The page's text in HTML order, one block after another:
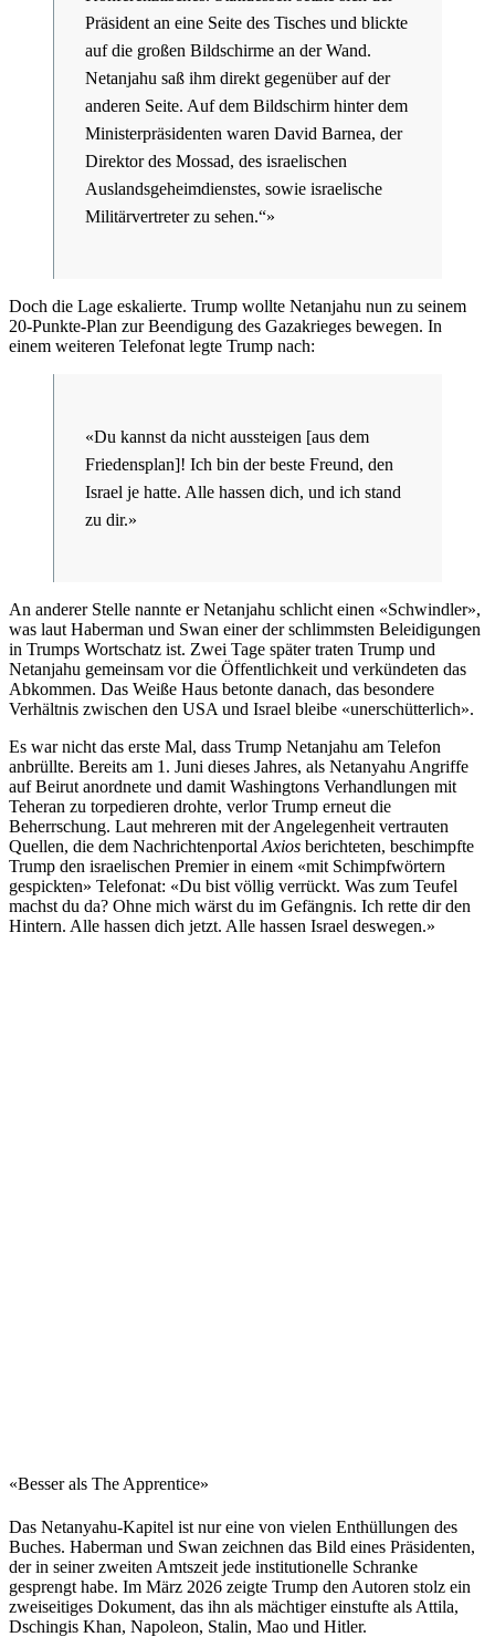
Präsident an eine Seite des Tisches und blickte
auf die großen Bildschirme an der Wand.
Netanjahu saß ihm direkt gegenüber auf der
anderen Seite. Auf dem Bildschirm hinter dem
Ministerpräsidenten waren David Barnea, der
Direktor des Mossad, des israelischen
Auslandsgeheimdienstes, sowie israelische
Militärvertreter zu sehen.“»
Doch die Lage eskalierte. Trump wollte Netanjahu nun zu seinem
20-Punkte-Plan zur Beendigung des Gazakrieges bewegen. In
einem weiteren Telefonat legte Trump nach:
«Du kannst da nicht aussteigen [aus dem
Friedensplan]! Ich bin der beste Freund, den
Israel je hatte. Alle hassen dich, und ich stand
zu dir.»
An anderer Stelle nannte er Netanjahu schlicht einen «Schwindler»,
was laut Haberman und Swan einer der schlimmsten Beleidigungen
in Trumps Wortschatz ist. Zwei Tage später traten Trump und
Netanjahu gemeinsam vor die Öffentlichkeit und verkündeten das
Abkommen. Das Weiße Haus betonte danach, das besondere
Verhältnis zwischen den USA und Israel bleibe «unerschütterlich».
Es war nicht das erste Mal, dass Trump Netanjahu am Telefon
anbrüllte. Bereits am 1. Juni dieses Jahres, als Netanyahu Angriffe
auf Beirut anordnete und damit Washingtons Verhandlungen mit
Teheran zu torpedieren drohte, verlor Trump erneut die
Beherrschung. Laut mehreren mit der Angelegenheit vertrauten
Quellen, die dem Nachrichtenportal Axios berichteten, beschimpfte
Trump den israelischen Premier in einem «mit Schimpfwörtern
gespickten» Telefonat: «Du bist völlig verrückt. Was zum Teufel
machst du da? Ohne mich wärst du im Gefängnis. Ich rette dir den
Hintern. Alle hassen dich jetzt. Alle hassen Israel deswegen.»
«Besser als The Apprentice»
Das Netanyahu-Kapitel ist nur eine von vielen Enthüllungen des
Buches. Haberman und Swan zeichnen das Bild eines Präsidenten,
der in seiner zweiten Amtszeit jede institutionelle Schranke
gesprengt habe. Im März 2026 zeigte Trump den Autoren stolz ein
zweiseitiges Dokument, das ihn als mächtiger einstufte als Attila,
Dschingis Khan, Napoleon, Stalin, Mao und Hitler.